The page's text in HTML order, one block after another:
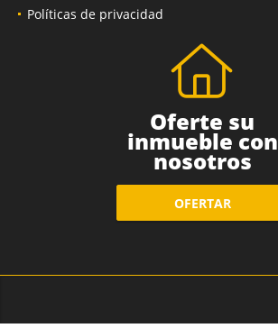
Políticas de privacidad
Oferte su
inmueble con
nosotros
OFERTAR